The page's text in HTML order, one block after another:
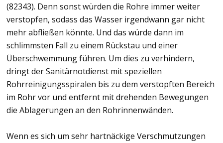
(82343). Denn sonst würden die Rohre immer weiter
verstopfen, sodass das Wasser irgendwann gar nicht
mehr abfließen könnte. Und das würde dann im
schlimmsten Fall zu einem Rückstau und einer
Überschwemmung führen. Um dies zu verhindern,
dringt der Sanitärnotdienst mit speziellen
Rohrreinigungsspiralen bis zu dem verstopften Bereich
im Rohr vor und entfernt mit drehenden Bewegungen
die Ablagerungen an den Rohrinnenwänden.
Wenn es sich um sehr hartnäckige Verschmutzungen